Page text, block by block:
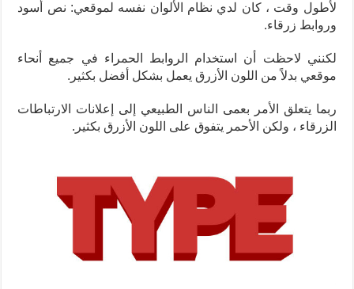
لأطول وقت ، كان لدي نظام الألوان نفسه لموقعي: نص أسود
وروابط زرقاء.
لكنني لاحظت أن استخدام الروابط الحمراء في جميع أنحاء
موقعي بدلاً من اللون الأزرق يعمل بشكل أفضل بكثير.
ربما يتعلق الأمر بعمى الناس الطبيعي إلى إعلانات الارتباطات
الزرقاء ، ولكن الأحمر يتفوق على اللون الأزرق بكثير.